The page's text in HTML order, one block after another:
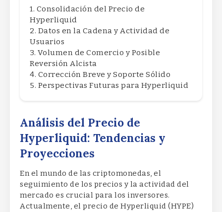
Consolidación del Precio de
Hyperliquid
Datos en la Cadena y Actividad de
Usuarios
Volumen de Comercio y Posible
Reversión Alcista
Corrección Breve y Soporte Sólido
Perspectivas Futuras para Hyperliquid
Análisis del Precio de
Hyperliquid: Tendencias y
Proyecciones
En el mundo de las criptomonedas, el
seguimiento de los precios y la actividad del
mercado es crucial para los inversores.
Actualmente, el precio de Hyperliquid (HYPE)